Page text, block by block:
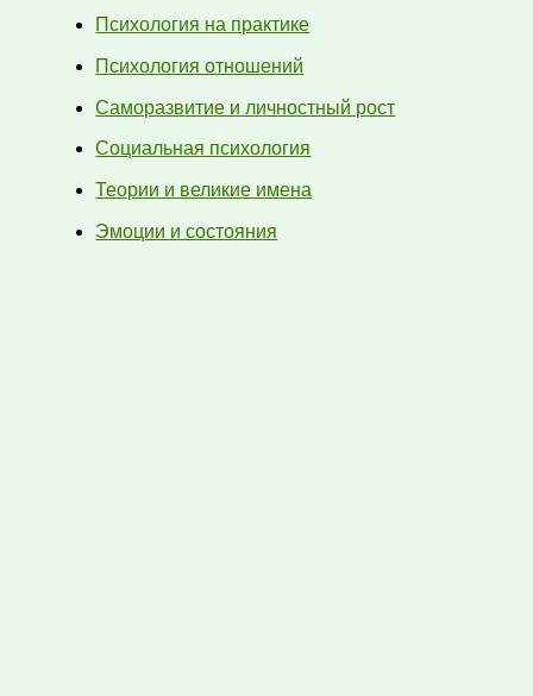
Психология на практике
Психология отношений
Саморазвитие и личностный рост
Социальная психология
Теории и великие имена
Эмоции и состояния